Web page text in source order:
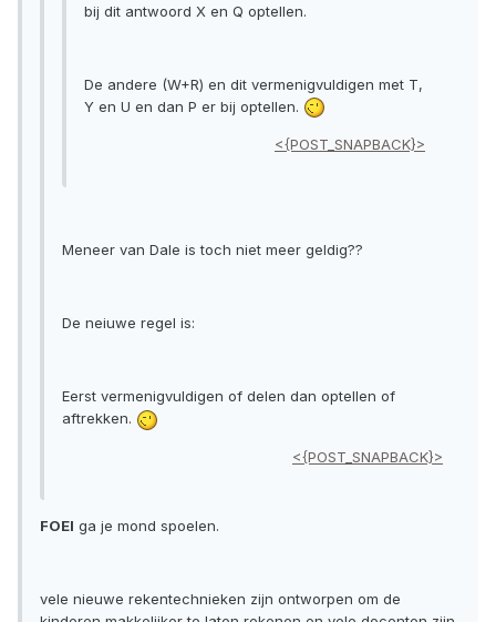
bij dit antwoord X en Q optellen.
De andere (W+R) en dit vermenigvuldigen met T,
Y en U en dan P er bij optellen.
<{POST_SNAPBACK}>
Meneer van Dale is toch niet meer geldig??
De neiuwe regel is:
Eerst vermenigvuldigen of delen dan optellen of
aftrekken.
<{POST_SNAPBACK}>
FOEI ga je mond spoelen.
vele nieuwe rekentechnieken zijn ontworpen om de